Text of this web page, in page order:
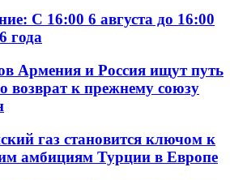
С 16:00 6 августа до 16:00
года
Армения и Россия ищут путь
возврат к прежнему союзу
газ становится ключом к
амбициям Турции в Европе